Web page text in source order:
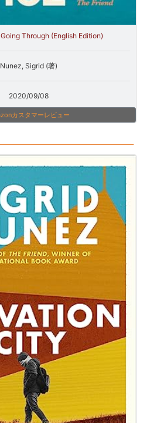
Through (English Edition)
Nunez, Sigrid (著)
2020/09/08
カスタマーレビュー